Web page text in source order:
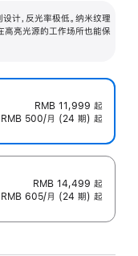
计，反光率极低。纳米纹理
高亮光源的工作场所也能保
RMB 11,999 起
RMB 500/月 (24 期) 起
RMB 14,499 起
RMB 605/月 (24 期) 起